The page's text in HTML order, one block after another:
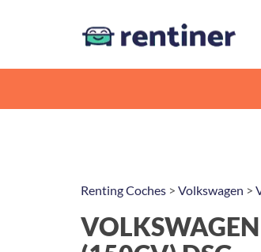
Renting Coches > Volkswagen >